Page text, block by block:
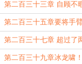
第二百三十三章 自顾不
第二百三十五章要将手
第二百三十七章 超过了
第二百三十九章冰龙啸！